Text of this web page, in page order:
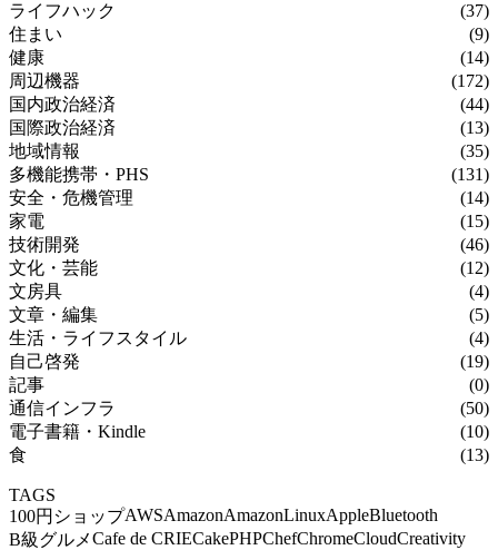
ライフハック
(37)
住まい
(9)
健康
(14)
周辺機器
(172)
国内政治経済
(44)
国際政治経済
(13)
地域情報
(35)
多機能携帯・PHS
(131)
安全・危機管理
(14)
家電
(15)
技術開発
(46)
文化・芸能
(12)
文房具
(4)
文章・編集
(5)
生活・ライフスタイル
(4)
自己啓発
(19)
記事
(0)
通信インフラ
(50)
電子書籍・Kindle
(10)
食
(13)
TAGS
100円ショップAWSAmazonAmazonLinuxAppleBluetooth
B級グルメCafe de CRIECakePHPChefChromeCloudCreativity